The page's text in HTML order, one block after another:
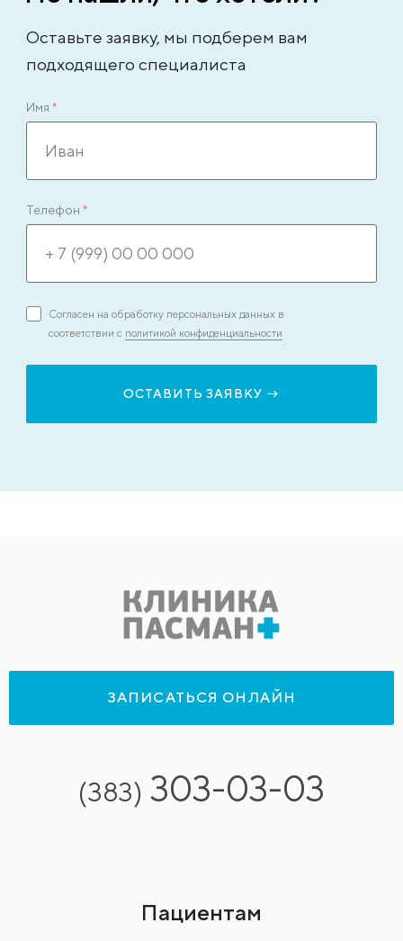
Оставьте заявку, мы подберем вам
подходящего специалиста
Имя *
Телефон *
Согласен на обработку персональных данных в
соответствии с политикой конфиденциальности
ЗАПИСАТЬСЯ ОНЛАЙН
(383) 303-03-03
Пациентам